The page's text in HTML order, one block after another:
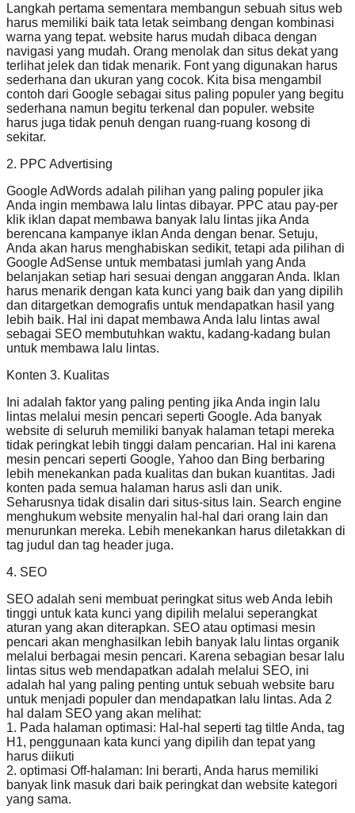
Langkah pertama sementara membangun sebuah situs web
harus memiliki baik tata letak seimbang dengan kombinasi
warna yang tepat. website harus mudah dibaca dengan
navigasi yang mudah. Orang menolak dan situs dekat yang
terlihat jelek dan tidak menarik. Font yang digunakan harus
sederhana dan ukuran yang cocok. Kita bisa mengambil
contoh dari Google sebagai situs paling populer yang begitu
sederhana namun begitu terkenal dan populer. website
harus juga tidak penuh dengan ruang-ruang kosong di
sekitar.
2. PPC Advertising
Google AdWords adalah pilihan yang paling populer jika
Anda ingin membawa lalu lintas dibayar. PPC atau pay-per
klik iklan dapat membawa banyak lalu lintas jika Anda
berencana kampanye iklan Anda dengan benar. Setuju,
Anda akan harus menghabiskan sedikit, tetapi ada pilihan di
Google AdSense untuk membatasi jumlah yang Anda
belanjakan setiap hari sesuai dengan anggaran Anda. Iklan
harus menarik dengan kata kunci yang baik dan yang dipilih
dan ditargetkan demografis untuk mendapatkan hasil yang
lebih baik. Hal ini dapat membawa Anda lalu lintas awal
sebagai SEO membutuhkan waktu, kadang-kadang bulan
untuk membawa lalu lintas.
Konten 3. Kualitas
Ini adalah faktor yang paling penting jika Anda ingin lalu
lintas melalui mesin pencari seperti Google. Ada banyak
website di seluruh memiliki banyak halaman tetapi mereka
tidak peringkat lebih tinggi dalam pencarian. Hal ini karena
mesin pencari seperti Google, Yahoo dan Bing berbaring
lebih menekankan pada kualitas dan bukan kuantitas. Jadi
konten pada semua halaman harus asli dan unik.
Seharusnya tidak disalin dari situs-situs lain. Search engine
menghukum website menyalin hal-hal dari orang lain dan
menurunkan mereka. Lebih menekankan harus diletakkan di
tag judul dan tag header juga.
4. SEO
SEO adalah seni membuat peringkat situs web Anda lebih
tinggi untuk kata kunci yang dipilih melalui seperangkat
aturan yang akan diterapkan. SEO atau optimasi mesin
pencari akan menghasilkan lebih banyak lalu lintas organik
melalui berbagai mesin pencari. Karena sebagian besar lalu
lintas situs web mendapatkan adalah melalui SEO, ini
adalah hal yang paling penting untuk sebuah website baru
untuk menjadi populer dan mendapatkan lalu lintas. Ada 2
hal dalam SEO yang akan melihat:
1. Pada halaman optimasi: Hal-hal seperti tag tiltle Anda, tag
H1, penggunaan kata kunci yang dipilih dan tepat yang
harus diikuti
2. optimasi Off-halaman: Ini berarti, Anda harus memiliki
banyak link masuk dari baik peringkat dan website kategori
yang sama.